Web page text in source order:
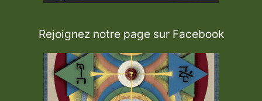
Rejoignez notre page sur Facebook